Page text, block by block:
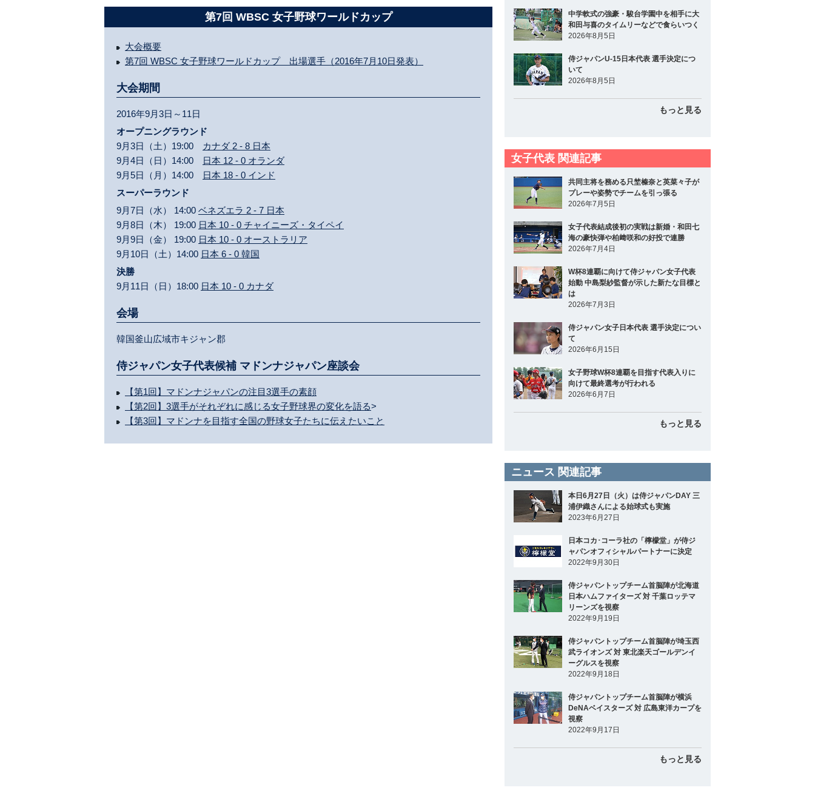
第7回 WBSC 女子野球ワールドカップ
大会概要
第7回 WBSC 女子野球ワールドカップ 出場選手（2016年7月10日発表）
大会期間
2016年9月3日～11日
オープニングラウンド
9月3日（土）19:00
カナダ 2 - 8 日本
9月4日（日）14:00
日本 12 - 0 オランダ
9月5日（月）14:00
日本 18 - 0 インド
スーパーラウンド
9月7日（水） 14:00 ベネズエラ 2 - 7 日本
9月8日（木） 19:00 日本 10 - 0 チャイニーズ・タイペイ
9月9日（金） 19:00 日本 10 - 0 オーストラリア
9月10日（土）14:00 日本 6 - 0 韓国
決勝
9月11日（日）18:00 日本 10 - 0 カナダ
会場
韓国釜山広域市キジャン郡
侍ジャパン女子代表候補 マドンナジャパン座談会
【第1回】マドンナジャパンの注目3選手の素顔
【第2回】3選手がそれぞれに感じる女子野球界の変化を語る>
【第3回】マドンナを目指す全国の野球女子たちに伝えたいこと
中学軟式の強豪・駿台学園中を相手に大
和田与喜のタイムリーなどで食らいつく
2026年8月5日
侍ジャパンU-15日本代表 選手決定につ
いて
2026年8月5日
もっと見る
女子代表 関連記事
共同主将を務める只埜榛奈と英菜々子が
プレーや姿勢でチームを引っ張る
2026年7月5日
女子代表結成後初の実戦は新婚・和田七
海の豪快弾や柏﨑咲和の好投で連勝
2026年7月4日
W杯8連覇に向けて侍ジャパン女子代表
始動 中島梨紗監督が示した新たな目標と
は
2026年7月3日
侍ジャパン女子日本代表 選手決定につい
て
2026年6月15日
女子野球W杯8連覇を目指す代表入りに
向けて最終選考が行われる
2026年6月7日
もっと見る
ニュース 関連記事
本日6月27日（火）は侍ジャパンDAY 三
浦伊織さんによる始球式も実施
2023年6月27日
日本コカ･コーラ社の「檸檬堂」が侍ジ
ャパンオフィシャルパートナーに決定
2022年9月30日
侍ジャパントップチーム首脳陣が北海道
日本ハムファイターズ 対 千葉ロッテマ
リーンズを視察
2022年9月19日
侍ジャパントップチーム首脳陣が埼玉西
武ライオンズ 対 東北楽天ゴールデンイ
ーグルスを視察
2022年9月18日
侍ジャパントップチーム首脳陣が横浜
DeNAベイスターズ 対 広島東洋カープを
視察
2022年9月17日
もっと見る